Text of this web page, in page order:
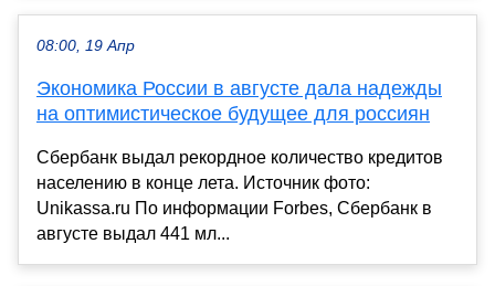
08:00, 19 Апр
Экономика России в августе дала надежды
на оптимистическое будущее для россиян
Сбербанк выдал рекордное количество кредитов
населению в конце лета. Источник фото:
Unikassa.ru По информации Forbes, Сбербанк в
августе выдал 441 мл...